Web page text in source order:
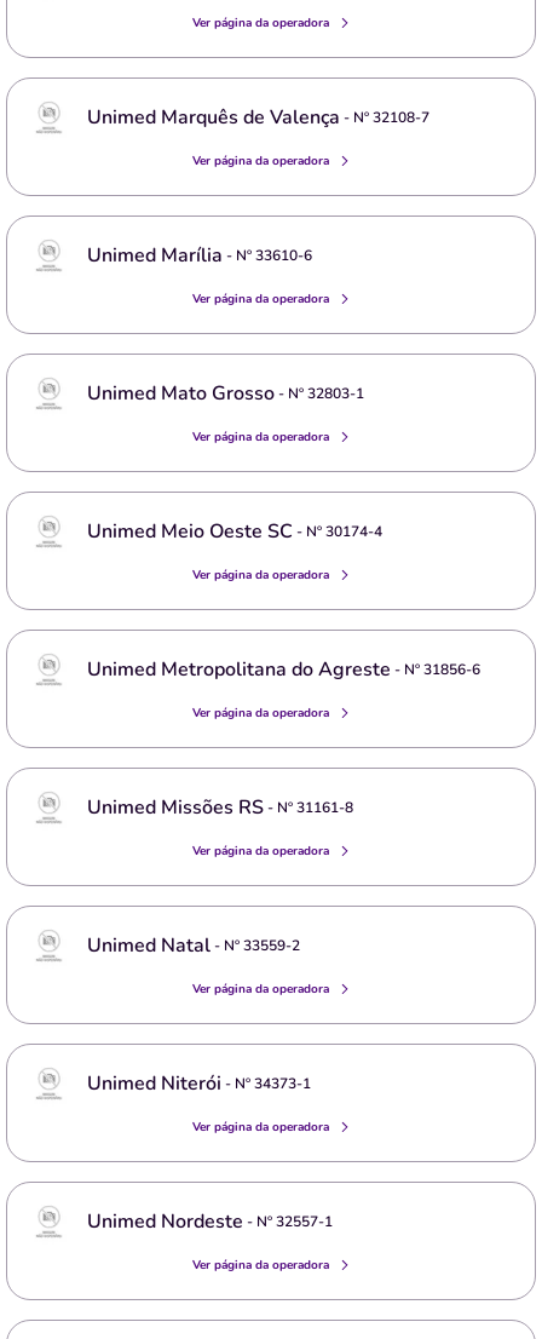
Ver página da operadora
Unimed Marquês de Valença - Nº32108-7
Ver página da operadora
Unimed Marília - Nº33610-6
Ver página da operadora
Unimed Mato Grosso- Nº32803-1
Ver página da operadora
Unimed Meio Oeste SC - Nº30174-4
Ver página da operadora
Unimed Metropolitana do Agreste - Nº31856-6
Ver página da operadora
Unimed Missões RS- Nº31161-8
Ver página da operadora
Unimed Natal- Nº33559-2
Ver página da operadora
Unimed Niterói - Nº34373-1
Ver página da operadora
Unimed Nordeste - Nº32557-1
Ver página da operadora